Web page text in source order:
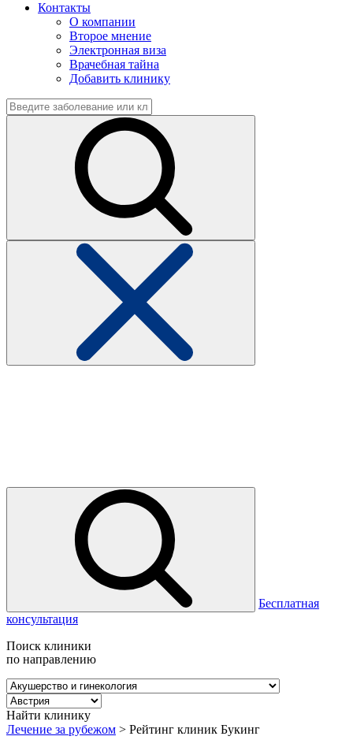
Контакты
О компании
Второе мнение
Электронная виза
Врачебная тайна
Добавить клинику
Бесплатная
консультация
Поиск клиники
по направлению
Найти клинику
Лечение за рубежом > Рейтинг клиник Букинг